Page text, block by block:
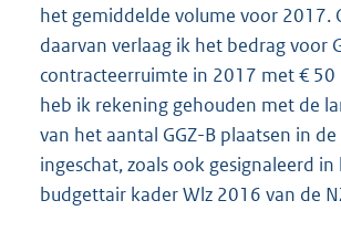
het gemiddelde volume voor 2017.
daarvan verlaag ik het bedrag voor
contracteerruimte in 2017 met €
heb ik rekening gehouden met de
van het aantal GGZ-B plaatsen in
ingeschat, zoals ook gesignaleerd in
budgettair kader Wlz 2016 van de